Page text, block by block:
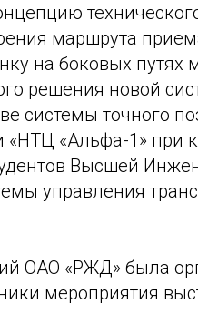
маршрута
на боковых путях
решения новой
системы точного
«Альфа-1» при
Высшей
управления
ОАО «РЖД» была
мероприятия